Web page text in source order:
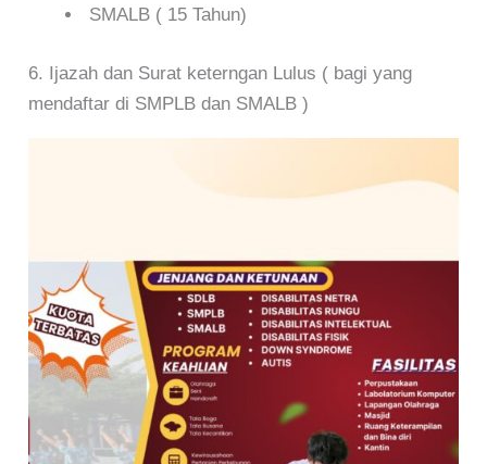
SMALB ( 15 Tahun)
6. Ijazah dan Surat keterngan Lulus ( bagi yang
mendaftar di SMPLB dan SMALB )